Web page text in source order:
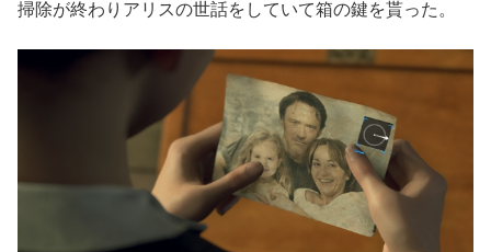
掃除が終わりアリスの世話をしていて箱の鍵を貰った。